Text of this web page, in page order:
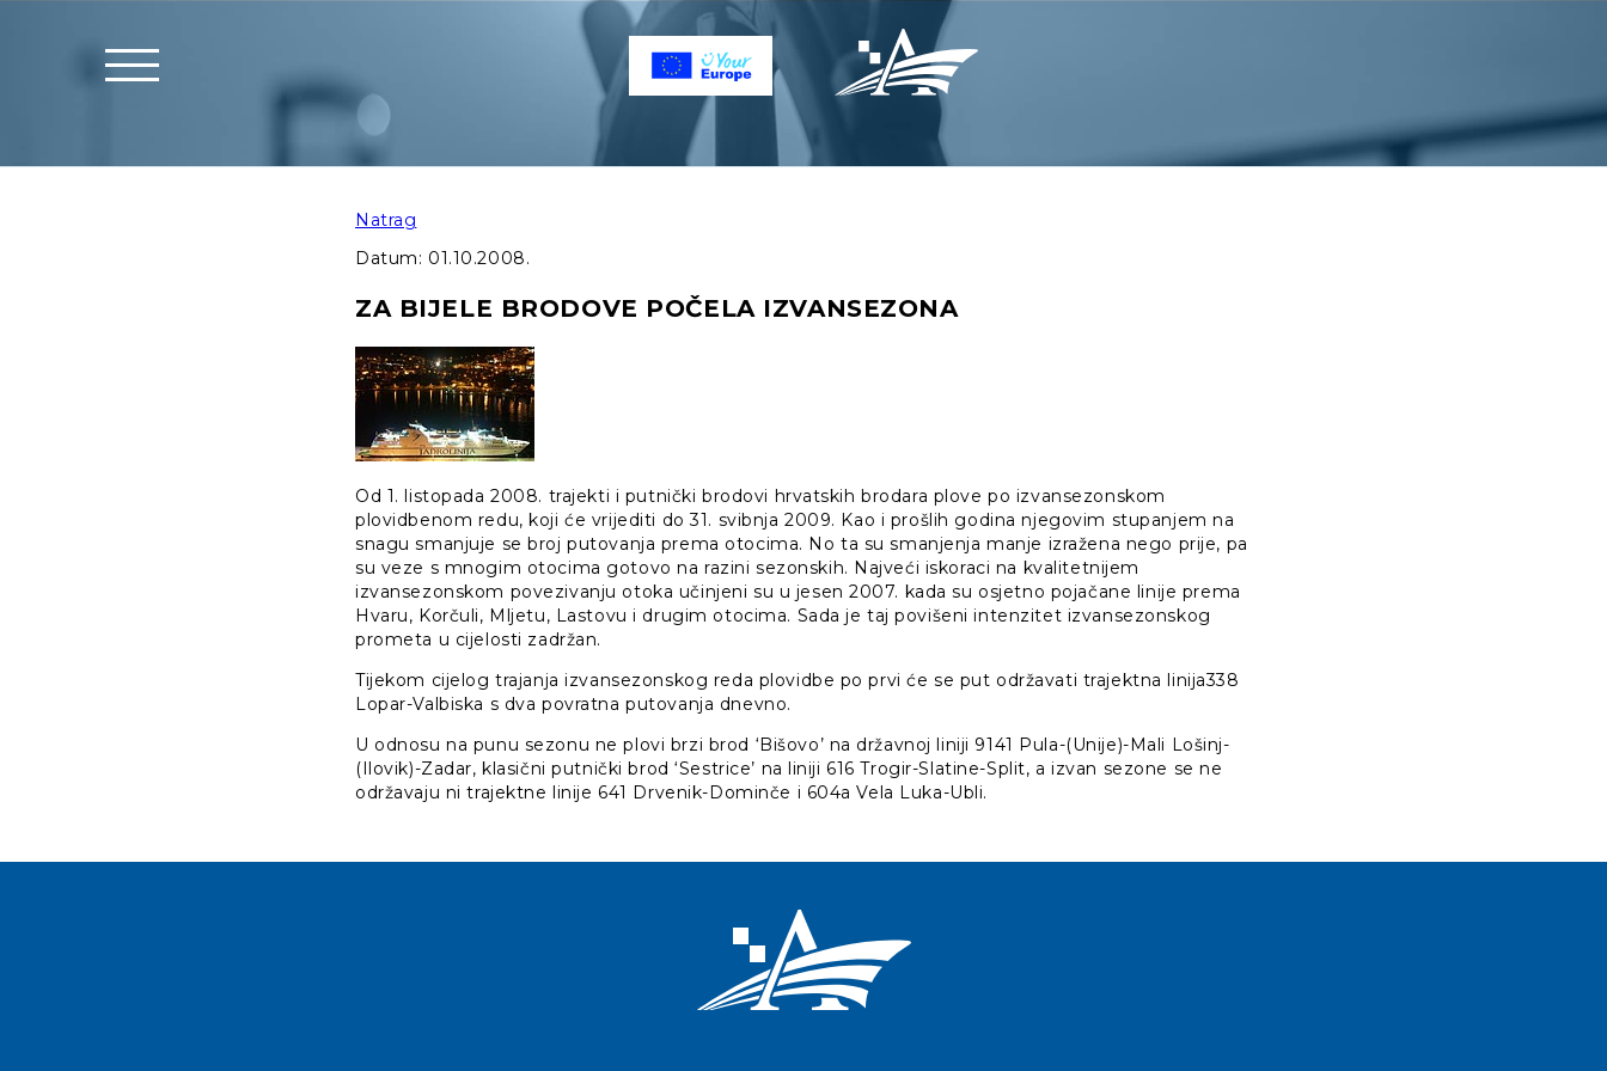
Natrag
Datum: 01.10.2008.
ZA BIJELE BRODOVE POČELA IZVANSEZONA
Od 1. listopada 2008. trajekti i putnički brodovi hrvatskih brodara plove po izvansezonskom
plovidbenom redu, koji će vrijediti do 31. svibnja 2009. Kao i prošlih godina njegovim stupanjem na
snagu smanjuje se broj putovanja prema otocima. No ta su smanjenja manje izražena nego prije, pa
su veze s mnogim otocima gotovo na razini sezonskih. Najveći iskoraci na kvalitetnijem
izvansezonskom povezivanju otoka učinjeni su u jesen 2007. kada su osjetno pojačane linije prema
Hvaru, Korčuli, Mljetu, Lastovu i drugim otocima. Sada je taj povišeni intenzitet izvansezonskog
prometa u cijelosti zadržan.
Tijekom cijelog trajanja izvansezonskog reda plovidbe po prvi će se put održavati trajektna linija338
Lopar-Valbiska s dva povratna putovanja dnevno.
U odnosu na punu sezonu ne plovi brzi brod ‘Bišovo’ na državnoj liniji 9141 Pula-(Unije)-Mali Lošinj-
(Ilovik)-Zadar, klasični putnički brod ‘Sestrice’ na liniji 616 Trogir-Slatine-Split, a izvan sezone se ne
održavaju ni trajektne linije 641 Drvenik-Dominče i 604a Vela Luka-Ubli.